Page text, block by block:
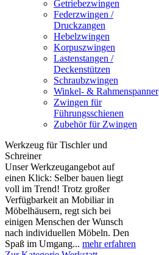
Getriebezwingen
Federzwingen /
Druckzangen
Hebelzwingen
Korpuszwingen
Lastenstangen /
Deckenstützen
Schraubzwingen
Winkel- & Rahmenspanner
Zwingen für
Führungsschienen
Zubehör für Zwingen
Werkzeug für Tischler und
Schreiner
Unser Werkzeugangebot auf
einen Klick: Selber bauen liegt
voll im Trend! Trotz großer
Verfügbarkeit an Mobiliar in
Möbelhäusern, regt sich bei
einigen Menschen der Wunsch
nach individuellen Möbeln. Den
Spaß im Umgang... mehr erfahren